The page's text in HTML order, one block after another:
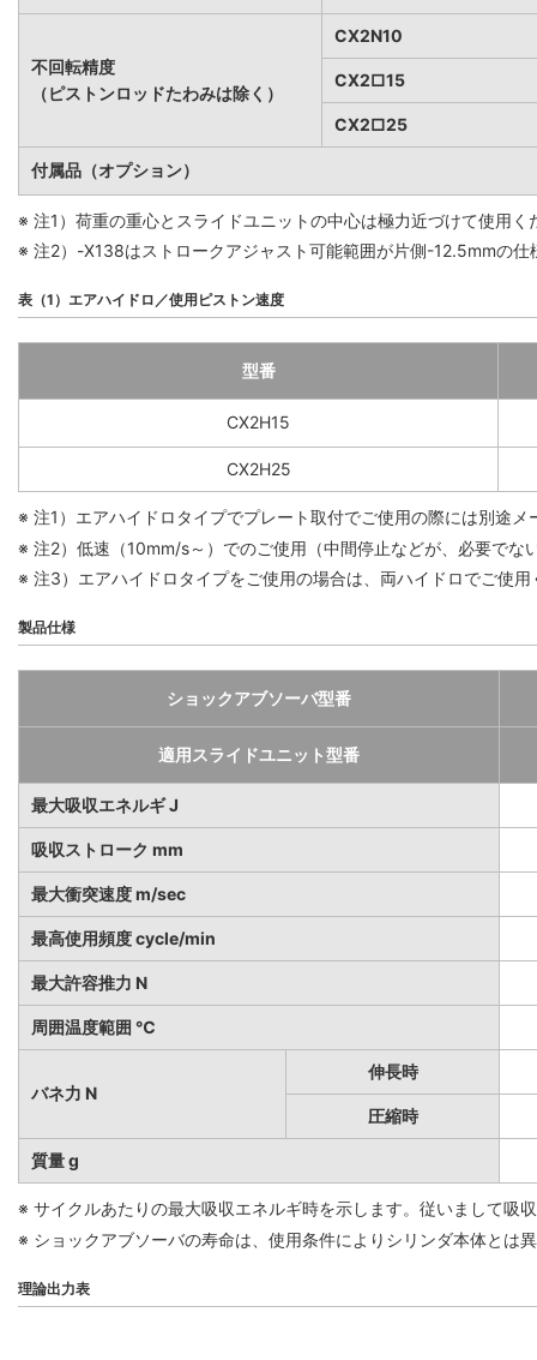
不回転精度
（ピストンロッドたわみは除く）
CX2N10
CX2□15
CX2□25
付属品（オプション）
※ 注1）荷重の重心とスライドユニットの中心は極力近づけて使用
※ 注2）-X138はストロークアジャスト可能範囲が片側-12.5mmの仕
表（1）エアハイドロ／使用ピストン速度
型番
CX2H15
CX2H25
※ 注1）エアハイドロタイプでプレート取付でご使用の際には別途メ
※ 注2）低速（10mm/s～）でのご使用（中間停止などが、必要で
※ 注3）エアハイドロタイプをご使用の場合は、両ハイドロでご使用
製品仕様
ショックアブソーバ型番
適用スライドユニット型番
最大吸収エネルギ J
吸収ストローク mm
最大衝突速度 m/sec
最高使用頻度 cycle/min
最大許容推力 N
周囲温度範囲 ℃
バネ力 N
伸長時
圧縮時
質量 g
※ サイクルあたりの最大吸収エネルギ時を示します。従いまして吸
※ ショックアブソーバの寿命は、使用条件によりシリンダ本体とは
理論出力表